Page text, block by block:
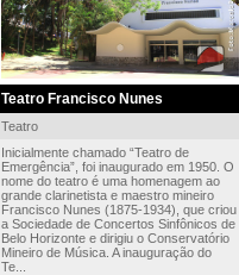
Teatro Francisco Nunes
Teatro
Inicialmente chamado “Teatro de
Emergência”, foi inaugurado em 1950. O
nome do teatro é uma homenagem ao
grande clarinetista e maestro mineiro
Francisco Nunes (1875-1934), que criou
a Sociedade de Concertos Sinfônicos de
Belo Horizonte e dirigiu o Conservatório
Mineiro de Música. A inauguração do
Te...